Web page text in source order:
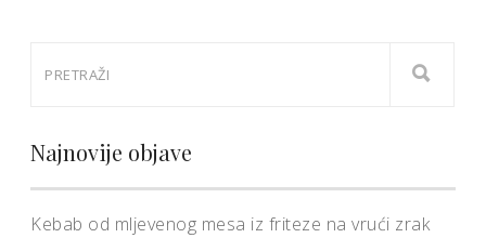
Najnovije objave
Kebab od mljevenog mesa iz friteze na vrući zrak